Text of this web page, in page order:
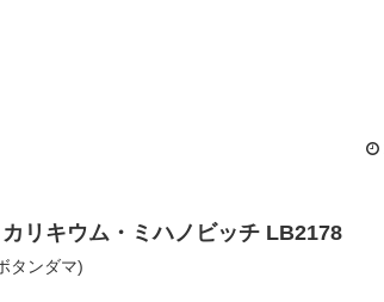
リキウム・ミハノビッチ LB2178
タンダマ)